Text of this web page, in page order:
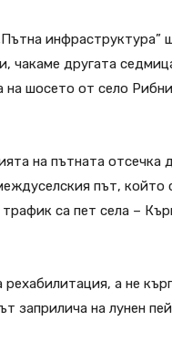
чакаме другата
на шосето от село
на пътната
път,
са пет села –
рехабилитация, а не
заприлича на лунен